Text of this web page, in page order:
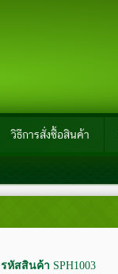
วิธีการสั่งซื้อสินค้า
รหัสสินค้า SPH1003